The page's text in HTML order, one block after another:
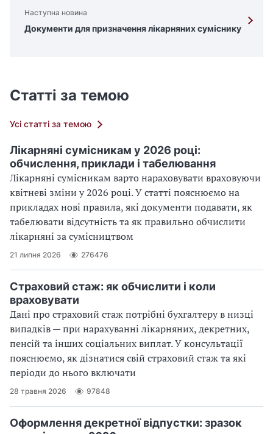
Наступна новина
Документи для призначення лікарняних суміснику
Статті за темою
Усі статті за темою
Лікарняні сумісникам у 2026 році:
обчислення, приклади і табелювання
Лікарняні сумісникам варто нараховувати враховуючи
квітневі зміни у 2026 році. У статті пояснюємо на
прикладах нові правила, які документи подавати, як
табелювати відсутність та як правильно обчислити
лікарняні за сумісництвом
21 липня 2026 276476
Страховий стаж: як обчислити і коли
враховувати
Дані про страховий стаж потрібні бухгалтеру в низці
випадків — при нарахуванні лікарняних, декретних,
пенсій та інших соціальних виплат. У консультації
пояснюємо, як дізнатися свій страховий стаж та які
періоди до нього включати
28 травня 2026 97848
Оформлення декретної відпустки: зразок